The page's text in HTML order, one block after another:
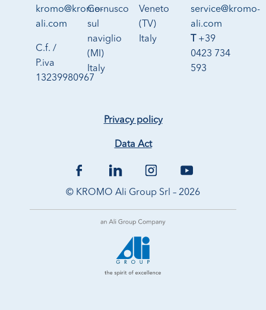
kromo@kromo-
ali.com
C.f. /
P.iva
13239980967
Cernusco
sul
naviglio
(MI)
Italy
Veneto
(TV)
Italy
service@kromo-
ali.com
+39
0423 734
593
Privacy policy
Data Act
© KROMO Ali Group Srl – 2026